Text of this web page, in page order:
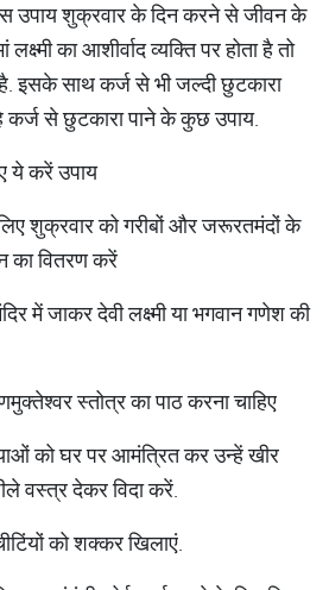
उपाय शुक्रवार के दिन करने से जीवन के
का आशीर्वाद व्यक्ति पर होता है तो
है. इसके साथ कर्ज से भी जल्दी छुटकारा
कर्ज से छुटकारा पाने के कुछ उपाय.
ये करें उपाय
शुक्रवार को गरीबों और जरूरतमंदों के
का वितरण करें
में जाकर देवी लक्ष्मी या भगवान गणेश की
स्तोत्र का पाठ करना चाहिए
को घर पर आमंत्रित कर उन्हें खीर
वस्त्र देकर विदा करें.
को शक्कर खिलाएं.